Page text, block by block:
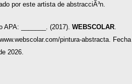
por este artista de abstracciÃ³n.
APA: _______. (2017). WEBSCOLAR.
pintura-abstracta. Fecha
2026.